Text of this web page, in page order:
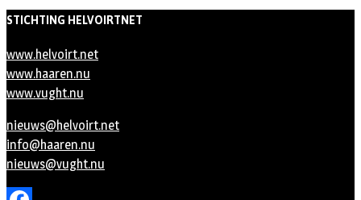
STICHTING HELVOIRTNET
www.helvoirt.net
www.haaren.nu
www.vught.nu
nieuws@helvoirt.net
info@haaren.nu
nieuws@vught.nu